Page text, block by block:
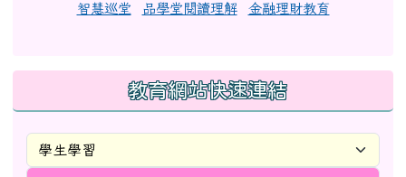
智慧巡堂 品學堂閱讀理解 金融理財教育
教育網站快速連結